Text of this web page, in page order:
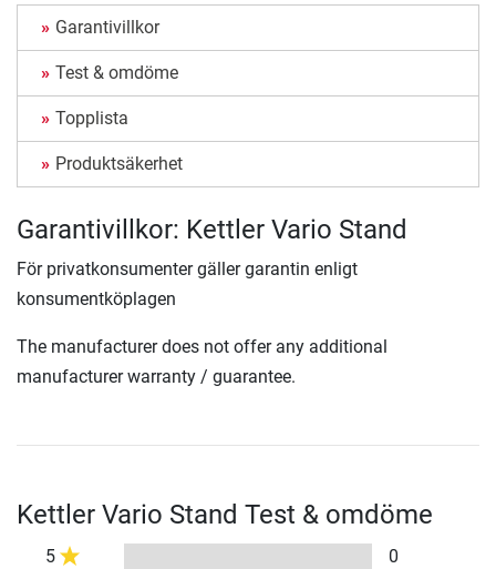
Garantivillkor
Test & omdöme
Topplista
Produktsäkerhet
Garantivillkor: Kettler Vario Stand
För privatkonsumenter gäller garantin enligt
konsumentköplagen
The manufacturer does not offer any additional
manufacturer warranty / guarantee.
Kettler Vario Stand Test & omdöme
5
0